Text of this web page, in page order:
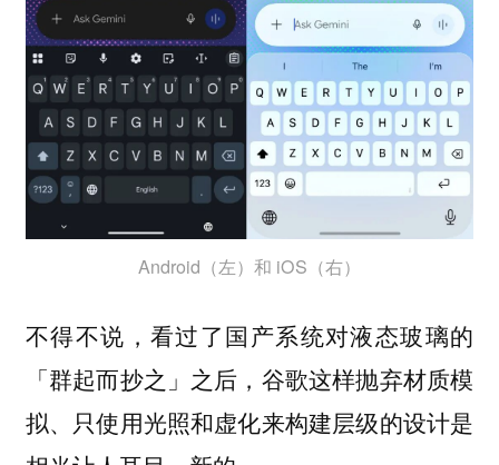
Android（左）和 iOS（右）
不得不说，看过了国产系统对液态玻璃的
「群起而抄之」之后，谷歌这样抛弃材质模
拟、只使用光照和虚化来构建层级的设计是